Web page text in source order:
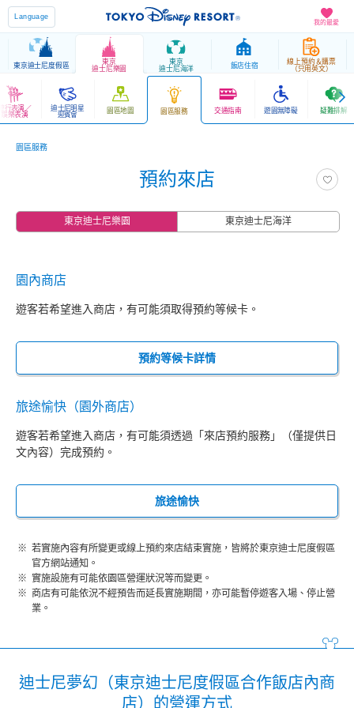
我的最愛
Language
東京迪士尼度假區
東京
迪士尼樂園
東京
迪士尼海洋
飯店住宿
線上預約＆購票
（只用英文）
行表演／
娛樂表演
迪士尼明星
迎賓會 園區地圖 園區服務 交通指南 遊園無障礙 疑難排解
園區服務
預約來店
東京迪士尼樂園 東京迪士尼海洋
園內商店
遊客若希望進入商店，有可能須取得預約等候卡。
預約等候卡詳情
旅途愉快（園外商店）
遊客若希望進入商店，有可能須透過「來店預約服務」（僅提供日
文內容）完成預約。
旅途愉快
若實施內容有所變更或線上預約來店結束實施，皆將於東京迪士尼度假區
官方網站通知。
實施設施有可能依園區營運狀況等而變更。
商店有可能依況不經預告而延長實施期間，亦可能暫停遊客入場、停止營
業。
迪士尼夢幻（東京迪士尼度假區合作飯店內商
店）的營運方式